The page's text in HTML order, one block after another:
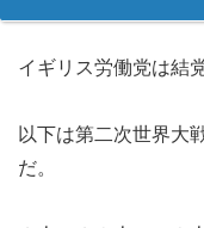
イギリス労働党は結
以下は第二次世界大
だ。